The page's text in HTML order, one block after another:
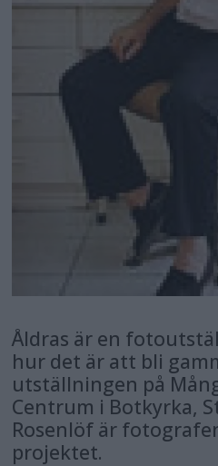
Åldras är en
hur det är att bli
utställningen på
Centrum i Botkyrka,
Rosenlöf är
projektet.